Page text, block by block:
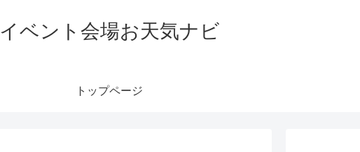
イベント会場お天気ナビ
トップページ